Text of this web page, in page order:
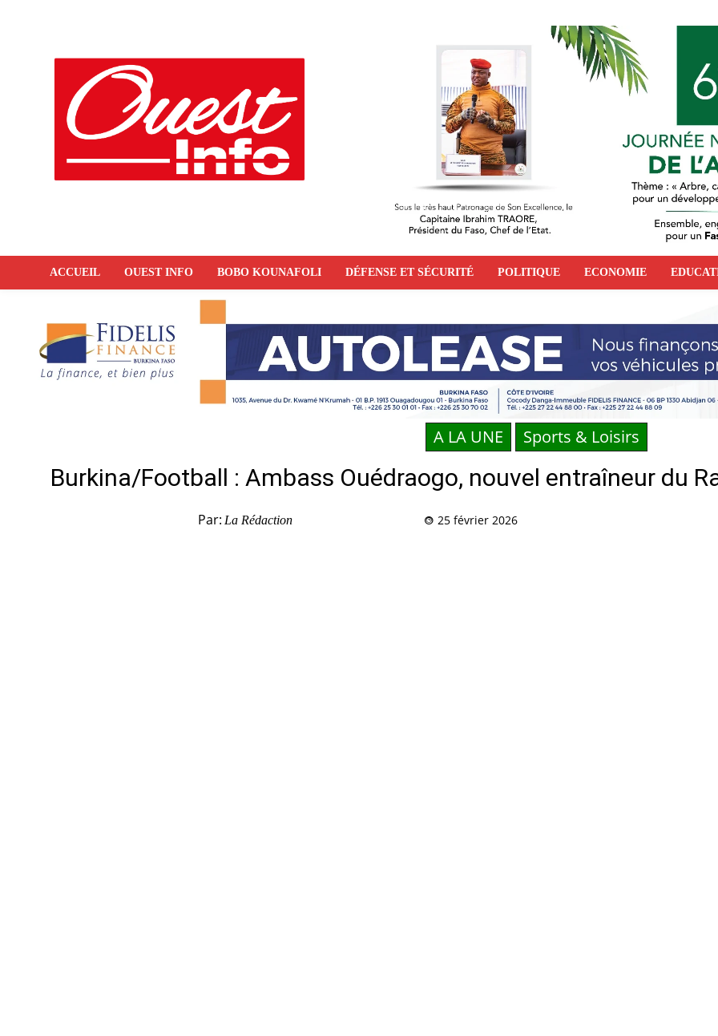
ACCUEIL OUEST INFO BOBO KOUNAFOLI DÉFENSE ET SÉCURITÉ POLITIQUE ECONOMIE
A LA UNE Sports & Loisirs
Burkina/Football : Ambass Ouédraogo, nouvel entraîneur du
Par: La Rédaction 25 février 2026